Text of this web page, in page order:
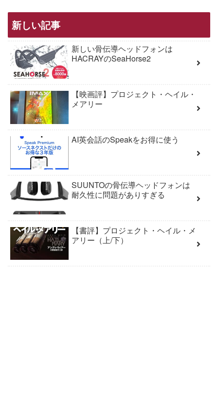
新しい記事
新しい骨伝導ヘッドフォンは
HACRAYのSeaHorse2
【映画評】プロジェクト・ヘイル・
メアリー
AI英会話のSpeakをお得に使う
SUUNTOの骨伝導ヘッドフォンは
耐久性に問題がありすぎる
【書評】プロジェクト・ヘイル・メ
アリー（上/下）